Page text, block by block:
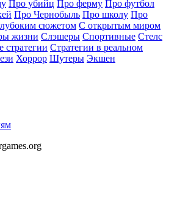
Про убийц Про ферму Про футбол
Про Чернобыль Про школу Про
сюжетом С открытым миром
жизни Слэшеры Спортивные Стелс
Стратегии в реальном
Хоррор Шутеры Экшен